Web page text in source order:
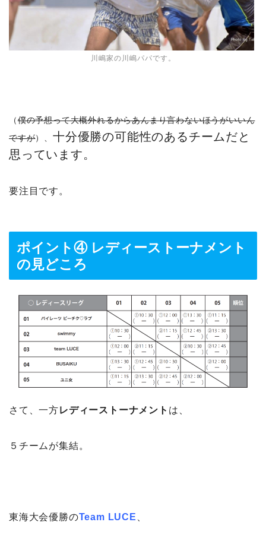
川嶋家の川嶋パパです。
（僕の予想って大概外れるからあんまり言わないほうがいいん
ですが）、十分優勝の可能性のあるチームだと
思っています。
要注目です。
ポイント④ レディーストーナメント
の見どころ
さて、一方レディーストーナメント は、
５チームが集結。
東海大会優勝のTeam LUCE